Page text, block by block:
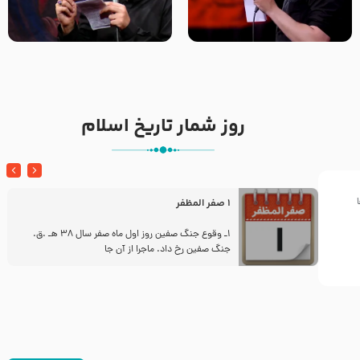
تک ، عبّاس، صاحب دل‌هاست –
حاج حنیف طاهری – عزاداری شب
من غلام نوکراتم من عاشق
کربلاتم – شور زمینه – شب هفتم
روز شمار تاریخ اسلام
1 صفر المظفر
1ـ وقوع جنگ صفین روز اول ماه صفر سال 38 هـ .ق.
جنگ صفین رخ داد. ماجرا از آن جا